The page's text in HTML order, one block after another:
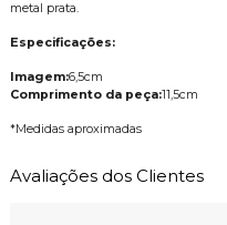
metal prata.
Especificações:
Imagem:6,5cm
Comprimento da peça:11,5cm
*Medidas aproximadas
Avaliações dos Clientes